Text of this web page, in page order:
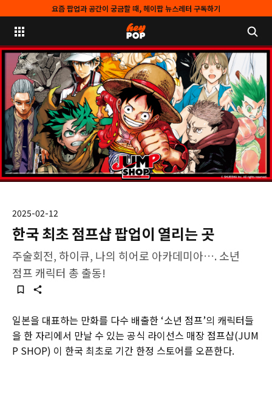
요즘 팝업과 공간이 궁금할 때, 헤이팝 뉴스레터 구독하기
2025-02-12
한국 최초 점프샵 팝업이 열리는 곳
주술회전, 하이큐, 나의 히어로 아카데미아…. 소년
점프 캐릭터 총 출동!
일본을 대표하는 만화를 다수 배출한 ‘소년 점프’의 캐릭터들
을 한 자리에서 만날 수 있는 공식 라이선스 매장 점프샵(JUM
P SHOP) 이 한국 최초로 기간 한정 스토어를 오픈한다.